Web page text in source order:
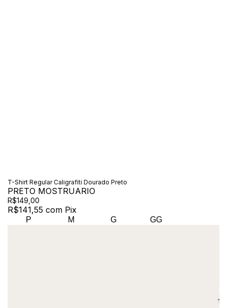
T-Shirt Regular Caligrafiti Dourado Preto
PRETO MOSTRUARIO
R$149,00
R$141,55 com Pix
P M G GG